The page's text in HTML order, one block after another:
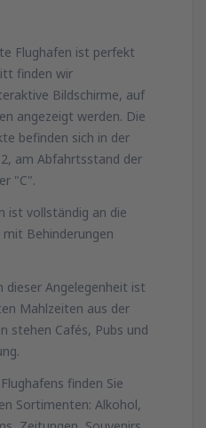
Flughafen ist perfekt
finden wir
Bildschirme, auf
angezeigt werden. Die
befinden sich in der
am Abfahrtsstand der
"C".
ist vollständig an die
Behinderungen
dieser Angelegenheit ist
Mahlzeiten aus der
stehen Cafés, Pubs und
finden Sie
Sortimenten: Alkohol,